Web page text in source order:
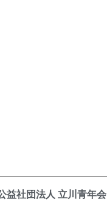
益社団法人 立川青年会